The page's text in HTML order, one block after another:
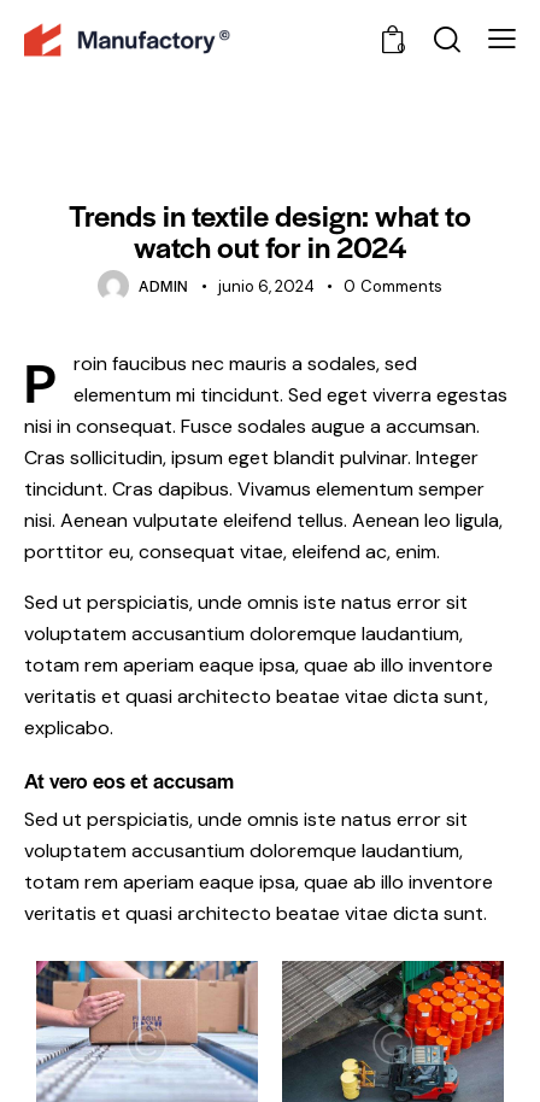
0
Trends in textile design: what to
watch out for in 2024
ADMIN junio 6, 2024 0 Comments
P
roin faucibus nec mauris a sodales, sed
elementum mi tincidunt. Sed eget viverra egestas
nisi in consequat. Fusce sodales augue a accumsan.
Cras sollicitudin, ipsum eget blandit pulvinar. Integer
tincidunt. Cras dapibus. Vivamus elementum semper
nisi. Aenean vulputate eleifend tellus. Aenean leo ligula,
porttitor eu, consequat vitae, eleifend ac, enim.
Sed ut perspiciatis, unde omnis iste natus error sit
voluptatem accusantium doloremque laudantium,
totam rem aperiam eaque ipsa, quae ab illo inventore
veritatis et quasi architecto beatae vitae dicta sunt,
explicabo.
At vero eos et accusam
Sed ut perspiciatis, unde omnis iste natus error sit
voluptatem accusantium doloremque laudantium,
totam rem aperiam eaque ipsa, quae ab illo inventore
veritatis et quasi architecto beatae vitae dicta sunt.